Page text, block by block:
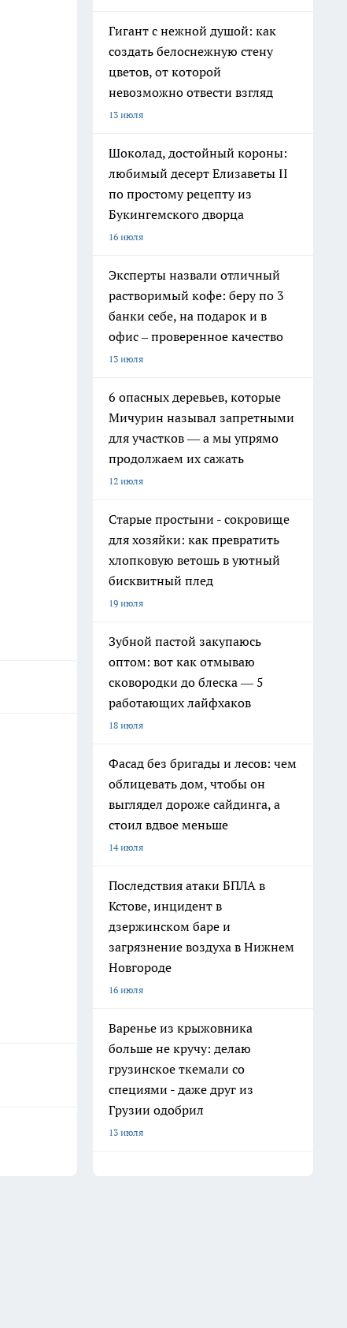
Гигант с нежной душой: как
создать белоснежную стену
цветов, от которой
невозможно отвести взгляд
13 июля
Шоколад, достойный короны:
любимый десерт Елизаветы II
по простому рецепту из
Букингемского дворца
16 июля
Эксперты назвали отличный
растворимый кофе: беру по 3
банки себе, на подарок и в
офис – проверенное качество
13 июля
6 опасных деревьев, которые
Мичурин называл запретными
для участков — а мы упрямо
продолжаем их сажать
12 июля
Старые простыни - сокровище
для хозяйки: как превратить
хлопковую ветошь в уютный
бисквитный плед
19 июля
Зубной пастой закупаюсь
оптом: вот как отмываю
сковородки до блеска — 5
работающих лайфхаков
18 июля
Фасад без бригады и лесов: чем
облицевать дом, чтобы он
выглядел дороже сайдинга, а
стоил вдвое меньше
14 июля
Последствия атаки БПЛА в
Кстове, инцидент в
дзержинском баре и
загрязнение воздуха в Нижнем
Новгороде
16 июля
Варенье из крыжовника
больше не кручу: делаю
грузинское ткемали со
специями - даже друг из
Грузии одобрил
13 июля